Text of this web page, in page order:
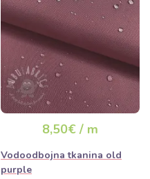
8,50€ / m
Vodoodbojna tkanina old
purple